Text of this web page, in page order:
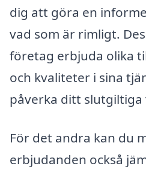
dig att göra en
vad som är rimligt.
företag erbjuda olika
och kvaliteter i sina
påverka ditt slutgiltiga
För det andra kan du
erbjudanden också